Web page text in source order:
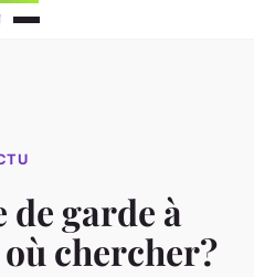
garde à
chercher?